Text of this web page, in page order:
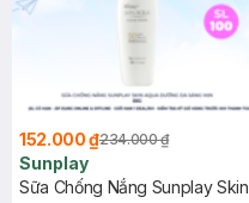
152.000 ₫234.000 ₫
Sunplay
Sữa Chống Nắng Sunplay Skin